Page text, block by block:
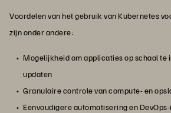
Voordelen van het gebruik van Kubernetes
zijn onder andere:
Mogelijkheid om applicaties op schaal te
updaten
Granulaire controle van compute- en
Eenvoudigere automatisering en